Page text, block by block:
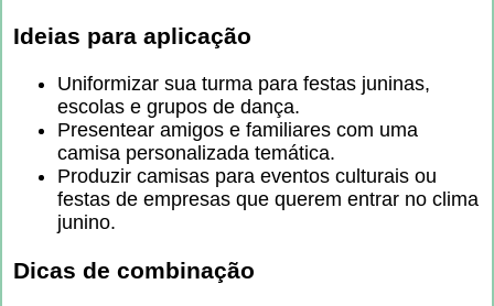
Ideias para aplicação
Uniformizar sua turma para festas juninas,
escolas e grupos de dança.
Presentear amigos e familiares com uma
camisa personalizada temática.
Produzir camisas para eventos culturais ou
festas de empresas que querem entrar no clima
junino.
Dicas de combinação